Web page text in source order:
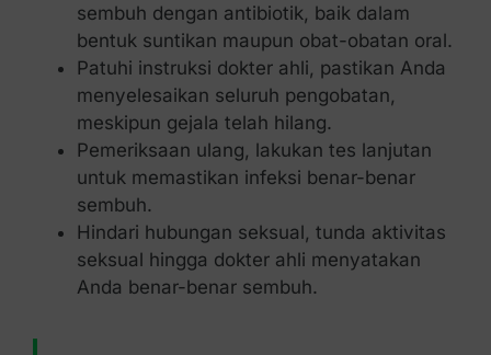
sembuh dengan antibiotik, baik dalam
bentuk suntikan maupun obat-obatan oral.
Patuhi instruksi dokter ahli, pastikan Anda
menyelesaikan seluruh pengobatan,
meskipun gejala telah hilang.
Pemeriksaan ulang, lakukan tes lanjutan
untuk memastikan infeksi benar-benar
sembuh.
Hindari hubungan seksual, tunda aktivitas
seksual hingga dokter ahli menyatakan
Anda benar-benar sembuh.